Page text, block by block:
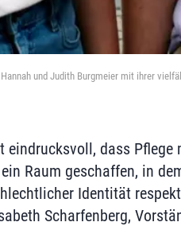
und Judith Burgmeier mit ihrer
eindrucksvoll, dass
Raum geschaffen, in
Identität
Scharfenberg,